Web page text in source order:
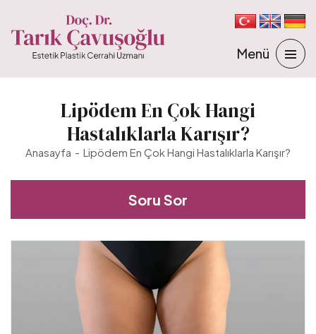
Lipödem En Çok Hangi
Hastalıklarla Karışır?
Anasayfa Lipödem En Çok Hangi Hastalıklarla Karışır?
Soru Sor